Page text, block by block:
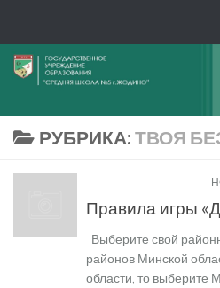
РУБРИКА: ТВОЯ
Правила игры
Выберите свой
районов Минской
области, то выберите